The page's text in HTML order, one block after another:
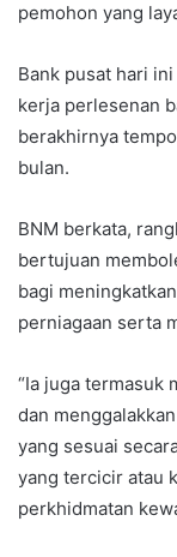
pemohon yang
Bank pusat hari
kerja perlesenan
berakhirnya
bulan.
BNM berkata,
bertujuan
bagi
perniagaan serta
“Ia juga termasuk
dan
yang sesuai
yang tercicir atau
perkhidmatan